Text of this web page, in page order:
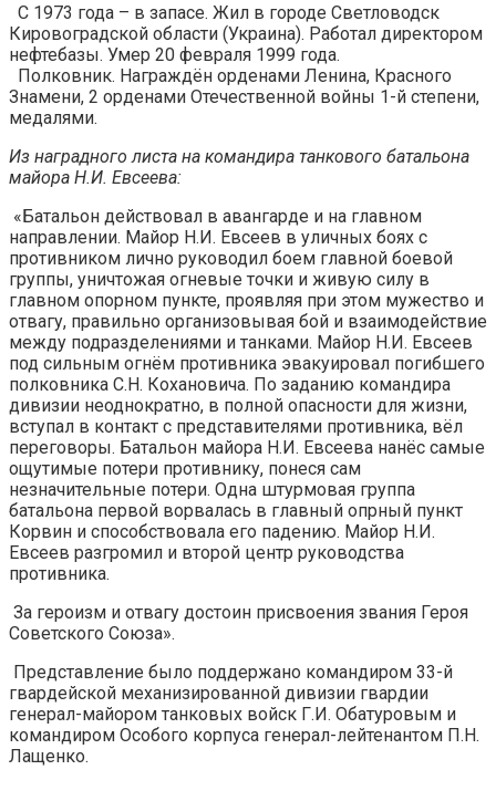
С 1973 года – в запасе. Жил в городе Светловодск
Кировоградской области (Украина). Работал директором
нефтебазы. Умер 20 февраля 1999 года.
Полковник. Награждён орденами Ленина, Красного
Знамени, 2 орденами Отечественной войны 1-й степени,
медалями.
Из наградного листа на командира танкового батальона
майора Н.И. Евсеева:
«Батальон действовал в авангарде и на главном
направлении. Майор Н.И. Евсеев в уличных боях с
противником лично руководил боем главной боевой
группы, уничтожая огневые точки и живую силу в
главном опорном пункте, проявляя при этом мужество и
отвагу, правильно организовывая бой и взаимодействие
между подразделениями и танками. Майор Н.И. Евсеев
под сильным огнём противника эвакуировал погибшего
полковника С.Н. Кохановича. По заданию командира
дивизии неоднократно, в полной опасности для жизни,
вступал в контакт с представителями противника, вёл
переговоры. Батальон майора Н.И. Евсеева нанёс самые
ощутимые потери противнику, понеся сам
незначительные потери. Одна штурмовая группа
батальона первой ворвалась в главный опрный пункт
Корвин и способствовала его падению. Майор Н.И.
Евсеев разгромил и второй центр руководства
противника.
За героизм и отвагу достоин присвоения звания Героя
Советского Союза».
Представление было поддержано командиром 33-й
гвардейской механизированной дивизии гвардии
генерал-майором танковых войск Г.И. Обатуровым и
командиром Особого корпуса генерал-лейтенантом П.Н.
Лащенко.